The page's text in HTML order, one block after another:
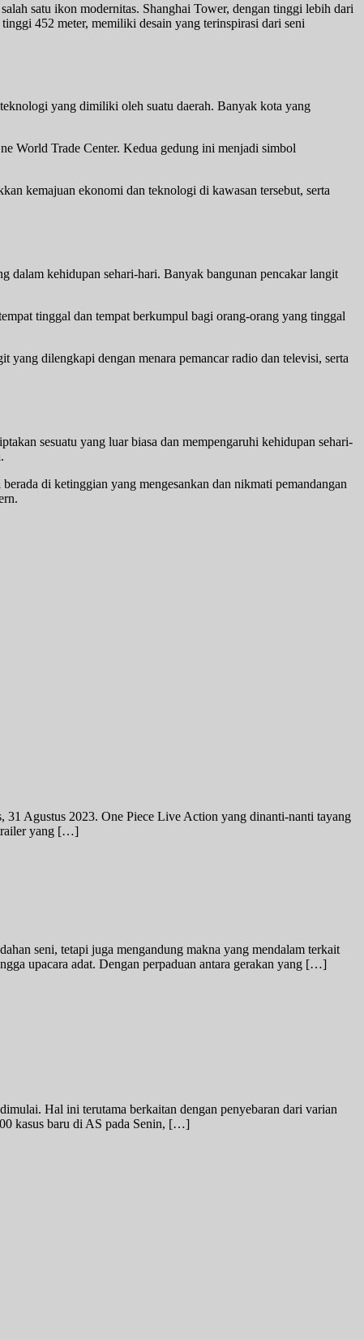
satu ikon modernitas. Shanghai Tower, dengan tinggi lebih dari
452 meter, memiliki desain yang terinspirasi dari seni
yang dimiliki oleh suatu daerah. Banyak kota yang
World Trade Center. Kedua gedung ini menjadi simbol
kemajuan ekonomi dan teknologi di kawasan tersebut, serta
dalam kehidupan sehari-hari. Banyak bangunan pencakar langit
tinggal dan tempat berkumpul bagi orang-orang yang tinggal
dilengkapi dengan menara pemancar radio dan televisi, serta
sesuatu yang luar biasa dan mempengaruhi kehidupan sehari-
di ketinggian yang mengesankan dan nikmati pemandangan
31 Agustus 2023. One Piece Live Action yang dinanti-nanti tayang
trailer yang […]
seni, tetapi juga mengandung makna yang mendalam terkait
upacara adat. Dengan perpaduan antara gerakan yang […]
Hal ini terutama berkaitan dengan penyebaran dari varian
kasus baru di AS pada Senin, […]